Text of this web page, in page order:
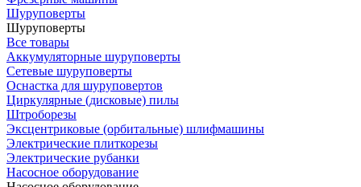
Шуруповерты
Шуруповерты
Все товары
Аккумуляторные шуруповерты
Сетевые шуруповерты
Оснастка для шуруповертов
Циркулярные (дисковые) пилы
Штроборезы
Эксцентриковые (орбитальные) шлифмашины
Электрические плиткорезы
Электрические рубанки
Насосное оборудование